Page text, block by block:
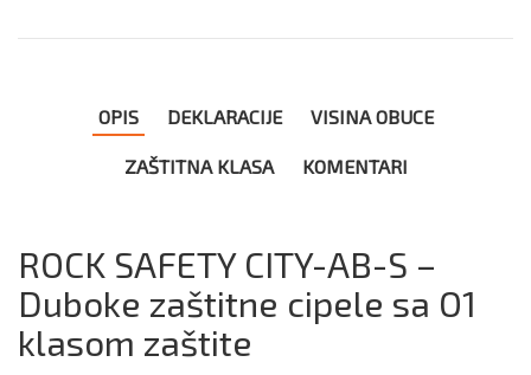
OPIS DEKLARACIJE VISINA OBUCE
ZAŠTITNA KLASA KOMENTARI
ROCK SAFETY CITY-AB-S –
Duboke zaštitne cipele sa O1
klasom zaštite